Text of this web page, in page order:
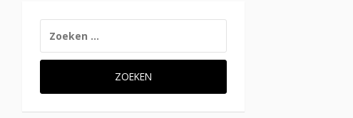
NAAR: